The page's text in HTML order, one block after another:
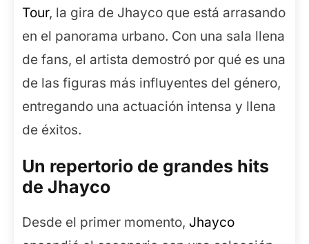
Tour, la gira de Jhayco que está arrasando
en el panorama urbano. Con una sala llena
de fans, el artista demostró por qué es una
de las figuras más influyentes del género,
entregando una actuación intensa y llena
de éxitos.
Un repertorio de grandes hits
de Jhayco
Desde el primer momento, Jhayco